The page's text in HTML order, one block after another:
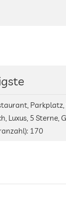
Luxus, 5 Sterne,
170